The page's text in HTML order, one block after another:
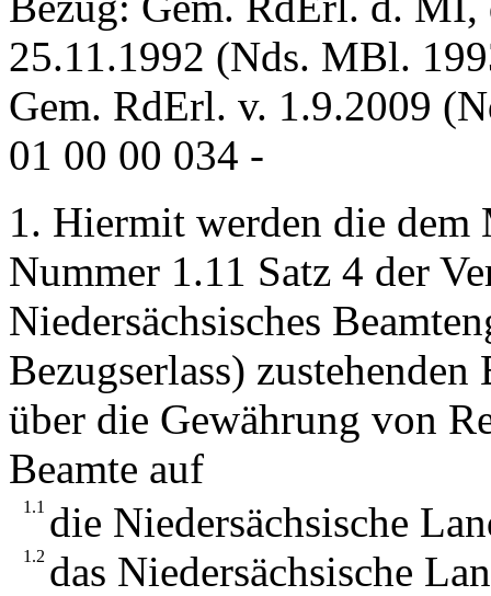
25.11.1992 (Nds. MBl.
Gem. RdErl. v. 1.9.2009
01 00 00 034 -
1. Hiermit werden die
Nummer 1.11 Satz 4 der
Niedersächsisches
Bezugserlass)
über die Gewährung von
Beamte auf
1.1 die Niedersächsische
1.2 das Niedersächsische